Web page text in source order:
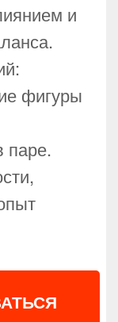
и
фигуры
паре.